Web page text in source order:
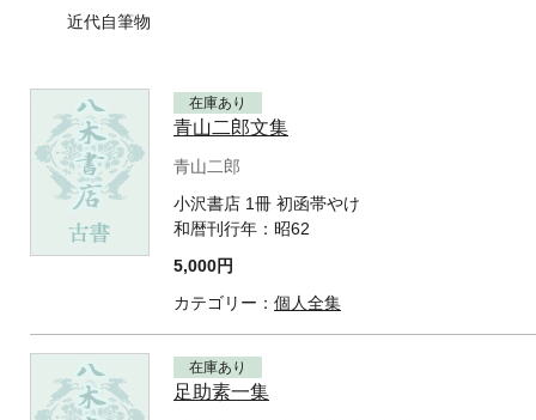
近代自筆物
在庫あり
青山二郎文集
青山二郎
小沢書店 1冊 初函帯やけ
和暦刊行年： 昭62
5,000円
カテゴリー： 個人全集
在庫あり
足助素一集